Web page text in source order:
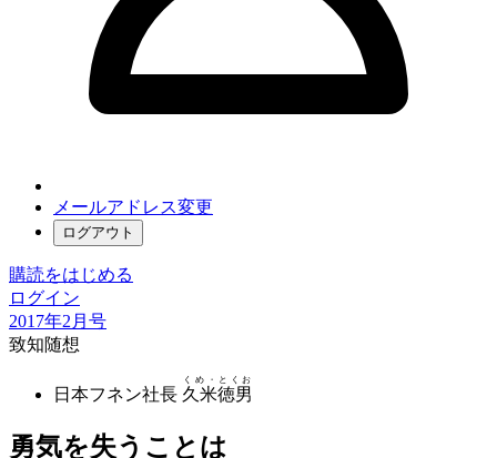
メールアドレス変更
ログアウト
購読をはじめる
ログイン
2017年2月号
致知随想
日本フネン社長 久米徳男
くめ・とくお
勇気を失うことは